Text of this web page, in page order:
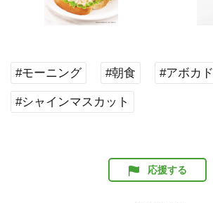
#モーニング #朝食 #アボカド
#シャインマスカット
応援する